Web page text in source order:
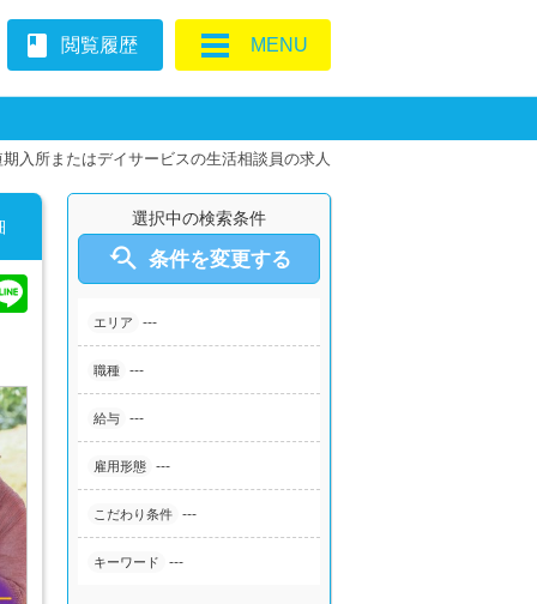
MENU
book 閲覧履歴
入所またはデイサービスの生活相談員の求人
選択中の検索条件
 条件を変更する
エリア ---
職種 ---
給与 ---
雇用形態 ---
こだわり条件 ---
キーワード ---